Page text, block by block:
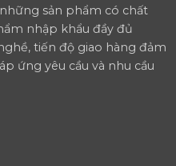
sản phẩm có chất
nhập khẩu đầy đủ
tiến độ giao hàng đảm
ứng yêu cầu và nhu cầu